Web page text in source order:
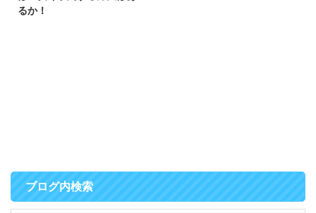
るか！
ブログ内検索